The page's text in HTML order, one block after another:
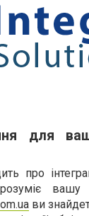
для
про
вашу
ви